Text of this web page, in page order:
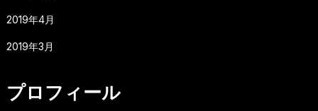
2019年4月
2019年3月
プロフィール